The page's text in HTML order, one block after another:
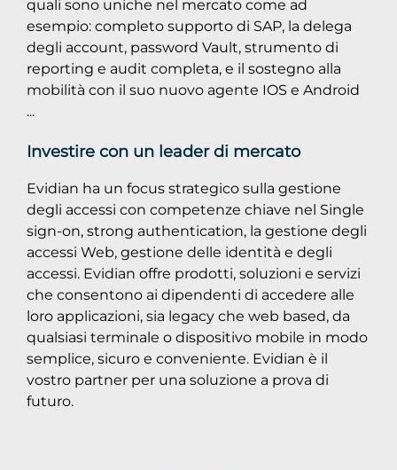
quali sono uniche nel mercato come ad
esempio: completo supporto di SAP, la delega
degli account, password Vault, strumento di
reporting e audit completa, e il sostegno alla
mobilità con il suo nuovo agente IOS e Android
...
Investire con un leader di mercato
Evidian ha un focus strategico sulla gestione
degli accessi con competenze chiave nel Single
sign-on, strong authentication, la gestione degli
accessi Web, gestione delle identità e degli
accessi. Evidian offre prodotti, soluzioni e servizi
che consentono ai dipendenti di accedere alle
loro applicazioni, sia legacy che web based, da
qualsiasi terminale o dispositivo mobile in modo
semplice, sicuro e conveniente. Evidian è il
vostro partner per una soluzione a prova di
futuro.